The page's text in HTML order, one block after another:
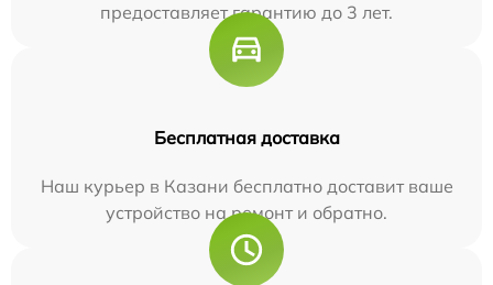
предоставляет гарантию до 3 лет.
Бесплатная доставка
Наш курьер в Казани бесплатно доставит ваше
устройство на ремонт и обратно.